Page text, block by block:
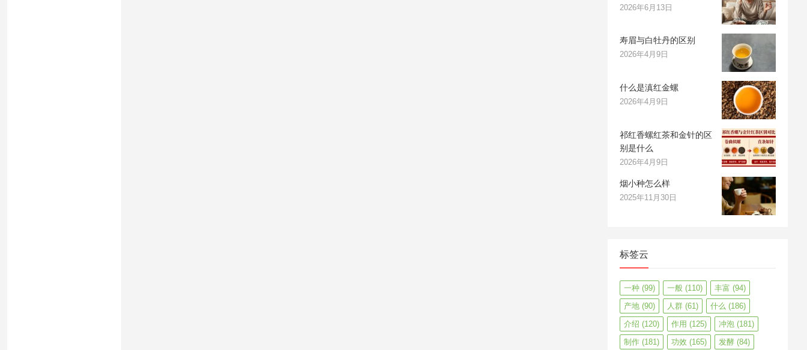
2026年6月13日
寿眉与白牡丹的区别
2026年4月9日
什么是滇红金螺
2026年4月9日
祁红香螺红茶和金针的区
别是什么
2026年4月9日
烟小种怎么样
2025年11月30日
标签云
一种 (99) 一般 (110) 丰富 (94)
产地 (90) 人群 (61) 什么 (186)
介绍 (120) 作用 (125) 冲泡 (181)
制作 (181) 功效 (165) 发酵 (84)